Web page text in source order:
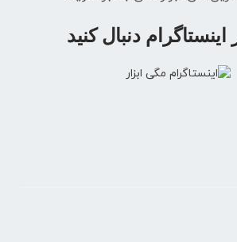
اینستاگرام دنبال کنید